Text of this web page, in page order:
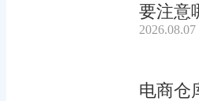
要注意
2026.08.07
电商仓